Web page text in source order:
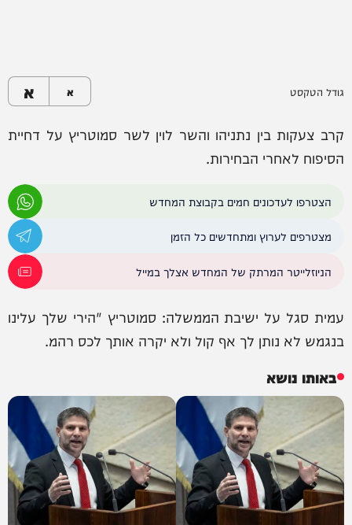
גודל הטקסט א א
קרב צעקות בין נתניהו והשר לוין לשר סמוטריץ על דחיית
הסיפוח לאחרי הבחירות.
הצטרפו לעדכונים חמים בקבוצת המחדש
מצטרפים לערוץ ומתחדשים כל הזמן
הניוזלייטר המרתק של המחדש אצלך במייל
עמית סגל על ישיבת הממשלה: סמוטריץ "הירי שלך עלינו
בנגמש לא נותן לך אף קול ולא יקרה אותך לכס רהמ.
באותו נושא